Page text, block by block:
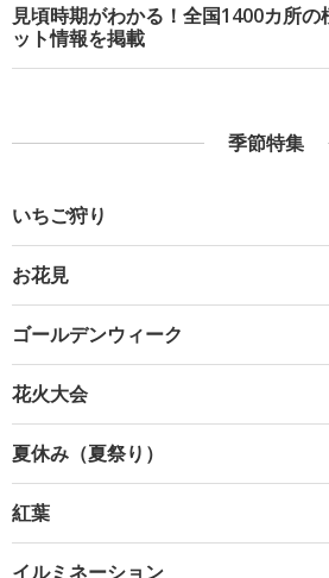
見頃時期がわかる！全国1400カ所
ット情報を掲載
季節特集
いちご狩り
お花見
ゴールデンウィーク
花火大会
夏休み（夏祭り）
紅葉
イルミネーション